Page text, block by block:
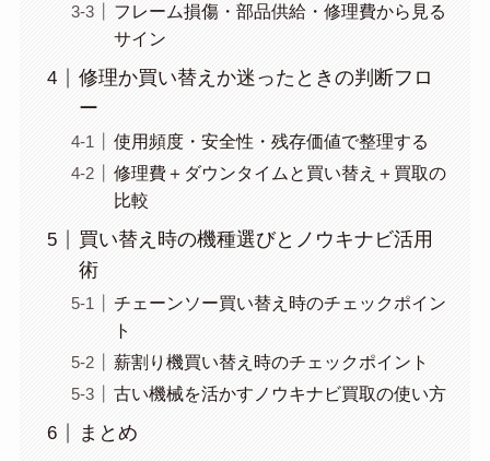
フレーム損傷・部品供給・修理費から見る
サイン
修理か買い替えか迷ったときの判断フロ
ー
使用頻度・安全性・残存価値で整理する
修理費＋ダウンタイムと買い替え＋買取の
比較
買い替え時の機種選びとノウキナビ活用
術
チェーンソー買い替え時のチェックポイン
ト
薪割り機買い替え時のチェックポイント
古い機械を活かすノウキナビ買取の使い方
まとめ